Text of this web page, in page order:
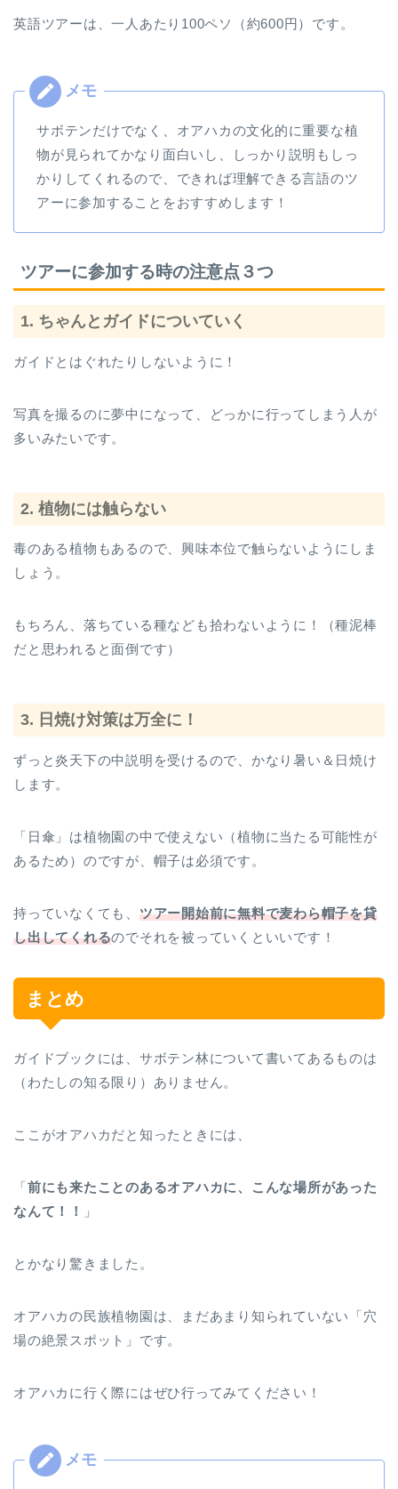
英語ツアーは、一人あたり100ペソ（約600円）です。
サボテンだけでなく、オアハカの文化的に重要な植
物が見られてかなり面白いし、しっかり説明もしっ
かりしてくれるので、できれば理解できる言語のツ
アーに参加することをおすすめします！
ツアーに参加する時の注意点３つ
1. ちゃんとガイドについていく
ガイドとはぐれたりしないように！
写真を撮るのに夢中になって、どっかに行ってしまう人が
多いみたいです。
2. 植物には触らない
毒のある植物もあるので、興味本位で触らないようにしま
しょう。
もちろん、落ちている種なども拾わないように！（種泥棒
だと思われると面倒です）
3. 日焼け対策は万全に！
ずっと炎天下の中説明を受けるので、かなり暑い＆日焼け
します。
「日傘」は植物園の中で使えない（植物に当たる可能性が
あるため）のですが、帽子は必須です。
持っていなくても、 ツアー開始前に無料で麦わら帽子を貸
し出してくれるのでそれを被っていくといいです！
まとめ
ガイドブックには、サボテン林について書いてあるものは
（わたしの知る限り）ありません。
ここがオアハカだと知ったときには、
「前にも来たことのあるオアハカに、こんな場所があった
なんて！！
」
とかなり驚きました。
オアハカの民族植物園は、まだあまり知られていない「穴
場の絶景スポット」です。
オアハカに行く際にはぜひ行ってみてください！